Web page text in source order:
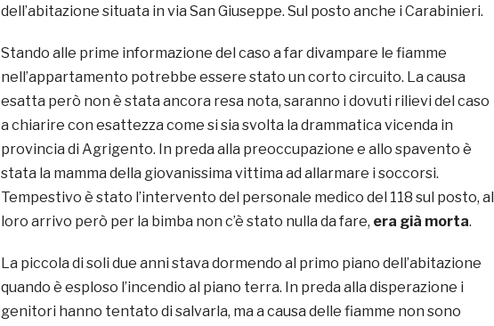
dell’abitazione situata in via San Giuseppe. Sul posto anche i Carabinieri.
Stando alle prime informazione del caso a far divampare le fiamme
nell’appartamento potrebbe essere stato un corto circuito. La causa
esatta però non è stata ancora resa nota, saranno i dovuti rilievi del caso
a chiarire con esattezza come si sia svolta la drammatica vicenda in
provincia di Agrigento. In preda alla preoccupazione e allo spavento è
stata la mamma della giovanissima vittima ad allarmare i soccorsi.
Tempestivo è stato l’intervento del personale medico del 118 sul posto, al
loro arrivo però per la bimba non c’è stato nulla da fare, era già morta.
La piccola di soli due anni stava dormendo al primo piano dell’abitazione
quando è esploso l’incendio al piano terra. In preda alla disperazione i
genitori hanno tentato di salvarla, ma a causa delle fiamme non sono